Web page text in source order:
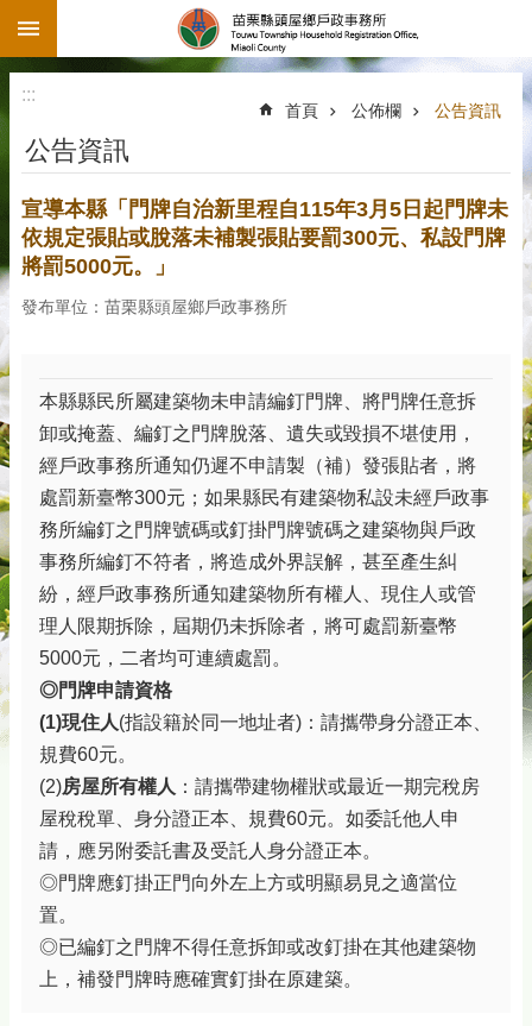
跳到主要內容區塊
:::
首頁 公佈欄 公告資訊
公告資訊
宣導本縣「門牌自治新里程自115年3月5日起門牌未
依規定張貼或脫落未補製張貼要罰300元、私設門牌
將罰5000元。」
發布單位：苗栗縣頭屋鄉戶政事務所
本縣縣民所屬建築物未申請編釘門牌、將門牌任意拆
卸或掩蓋、編釘之門牌脫落、遺失或毀損不堪使用，
經戶政事務所通知仍遲不申請製（補）發張貼者，將
處罰新臺幣300元；如果縣民有建築物私設未經戶政事
務所編釘之門牌號碼或釘掛門牌號碼之建築物與戶政
事務所編釘不符者，將造成外界誤解，甚至產生糾
紛，經戶政事務所通知建築物所有權人、現住人或管
理人限期拆除，屆期仍未拆除者，將可處罰新臺幣
5000元，二者均可連續處罰。
◎門牌申請資格
(1)現住人(指設籍於同一地址者)：請攜帶身分證正本、
規費60元。
(2)房屋所有權人 ：請攜帶建物權狀或最近一期完稅房
屋稅稅單、身分證正本、規費60元。如委託他人申
請，應另附委託書及受託人身分證正本。
◎門牌應釘掛正門向外左上方或明顯易見之適當位
置。
◎已編釘之門牌不得任意拆卸或改釘掛在其他建築物
上，補發門牌時應確實釘掛在原建築。